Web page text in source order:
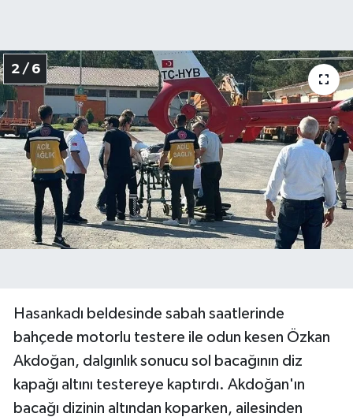
2 / 6
Hasankadı beldesinde sabah saatlerinde
bahçede motorlu testere ile odun kesen Özkan
Akdoğan, dalgınlık sonucu sol bacağının diz
kapağı altını testereye kaptırdı. Akdoğan'ın
bacağı dizinin altından koparken, ailesinden